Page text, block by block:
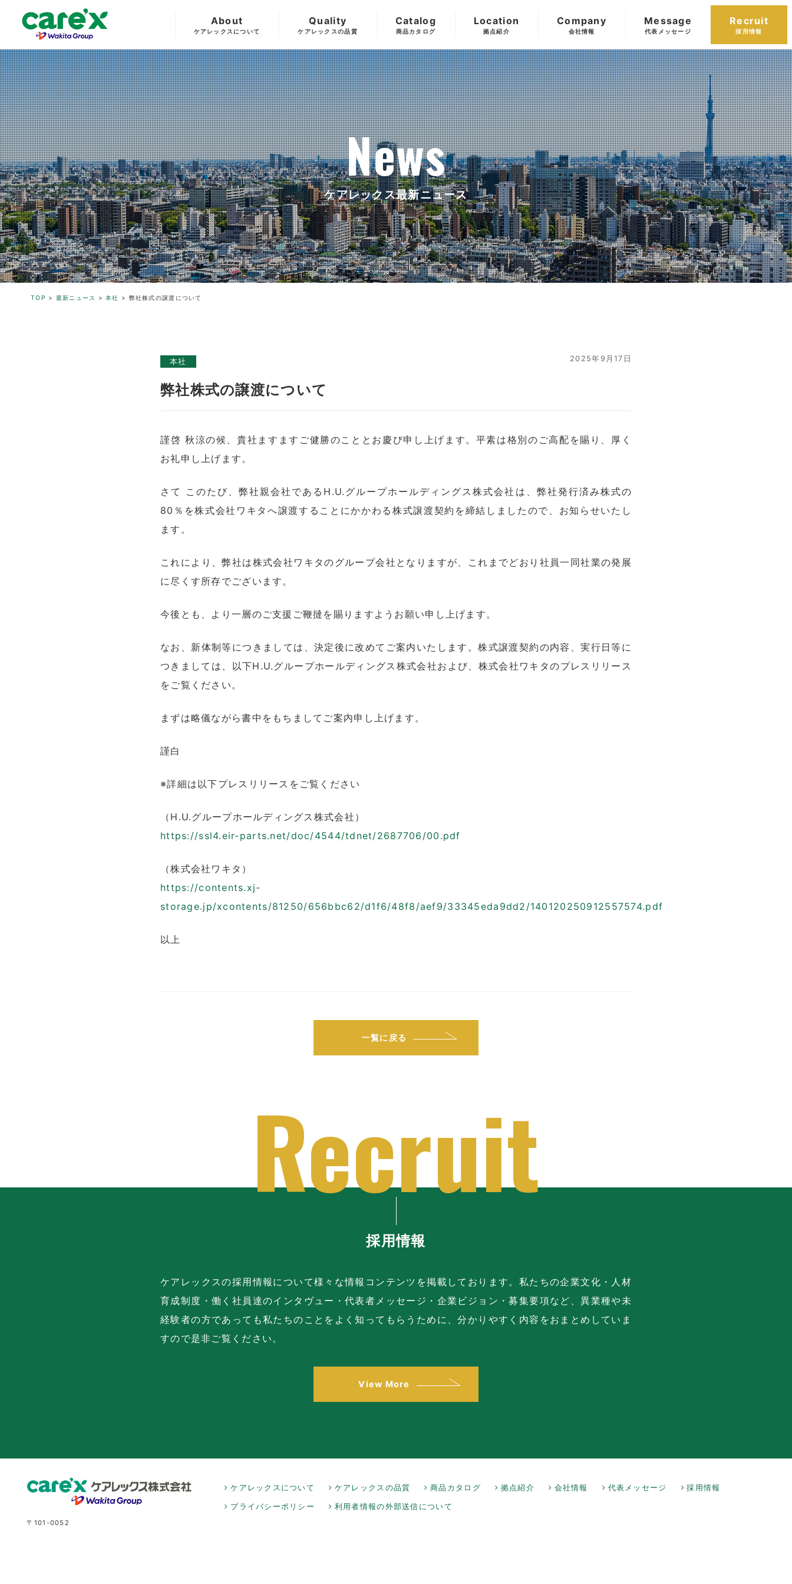
About
ケアレックスについて
Quality
ケアレックスの品質
Catalog
商品カタログ
Location
拠点紹介
Company
会社情報
Message
代表メッセージ
Recruit
採用情報
News
ケアレックス最新ニュース
TOP > 最新ニュース >本社 > 弊社株式の譲渡について
本社 2025年9月17日
弊社株式の譲渡について
謹啓 秋涼の候、貴社ますますご健勝のこととお慶び申し上げます。平素は格別のご高配を賜り、厚く
お礼申し上げます。
さて このたび、弊社親会社であるH.U.グループホールディングス株式会社は、弊社発行済み株式の
80％を株式会社ワキタへ譲渡することにかかわる株式譲渡契約を締結しましたので、お知らせいたし
ます。
これにより、弊社は株式会社ワキタのグループ会社となりますが、これまでどおり社員一同社業の発展
に尽くす所存でございます。
今後とも、より一層のご支援ご鞭撻を賜りますようお願い申し上げます。
なお、新体制等につきましては、決定後に改めてご案内いたします。株式譲渡契約の内容、実行日等に
つきましては、以下H.U.グループホールディングス株式会社および、株式会社ワキタのプレスリリース
をご覧ください。
まずは略儀ながら書中をもちましてご案内申し上げます。
謹白
※詳細は以下プレスリリースをご覧ください
（H.U.グループホールディングス株式会社）
https://ssl4.eir-parts.net/doc/4544/tdnet/2687706/00.pdf
（株式会社ワキタ）
https://contents.xj-
storage.jp/xcontents/81250/656bbc62/d1f6/48f8/aef9/33345eda9dd2/140120250912557574.pdf
以上
一覧に戻る
採用情報
ケアレックスの採用情報について様々な情報コンテンツを掲載しております。私たちの企業文化・人材
育成制度・働く社員達のインタヴュー・代表者メッセージ・企業ビジョン・募集要項など、異業種や未
経験者の方であっても私たちのことをよく知ってもらうために、分かりやすく内容をおまとめしていま
すので是非ご覧ください。
View More
〒101-0052
ケアレックスについて ケアレックスの品質 商品カタログ 拠点紹介 会社情報 代表メッセージ 採用情報
プライバシーポリシー 利用者情報の外部送信について